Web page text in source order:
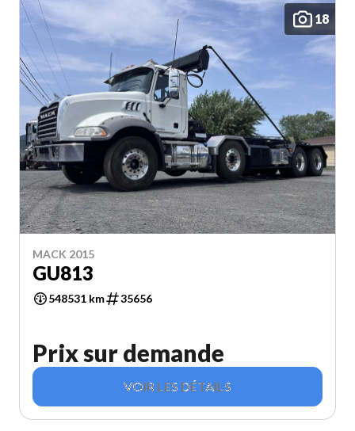
18
MACK 2015
GU813
548531 km 35656
Prix sur demande
VOIR LES DÉTAILS